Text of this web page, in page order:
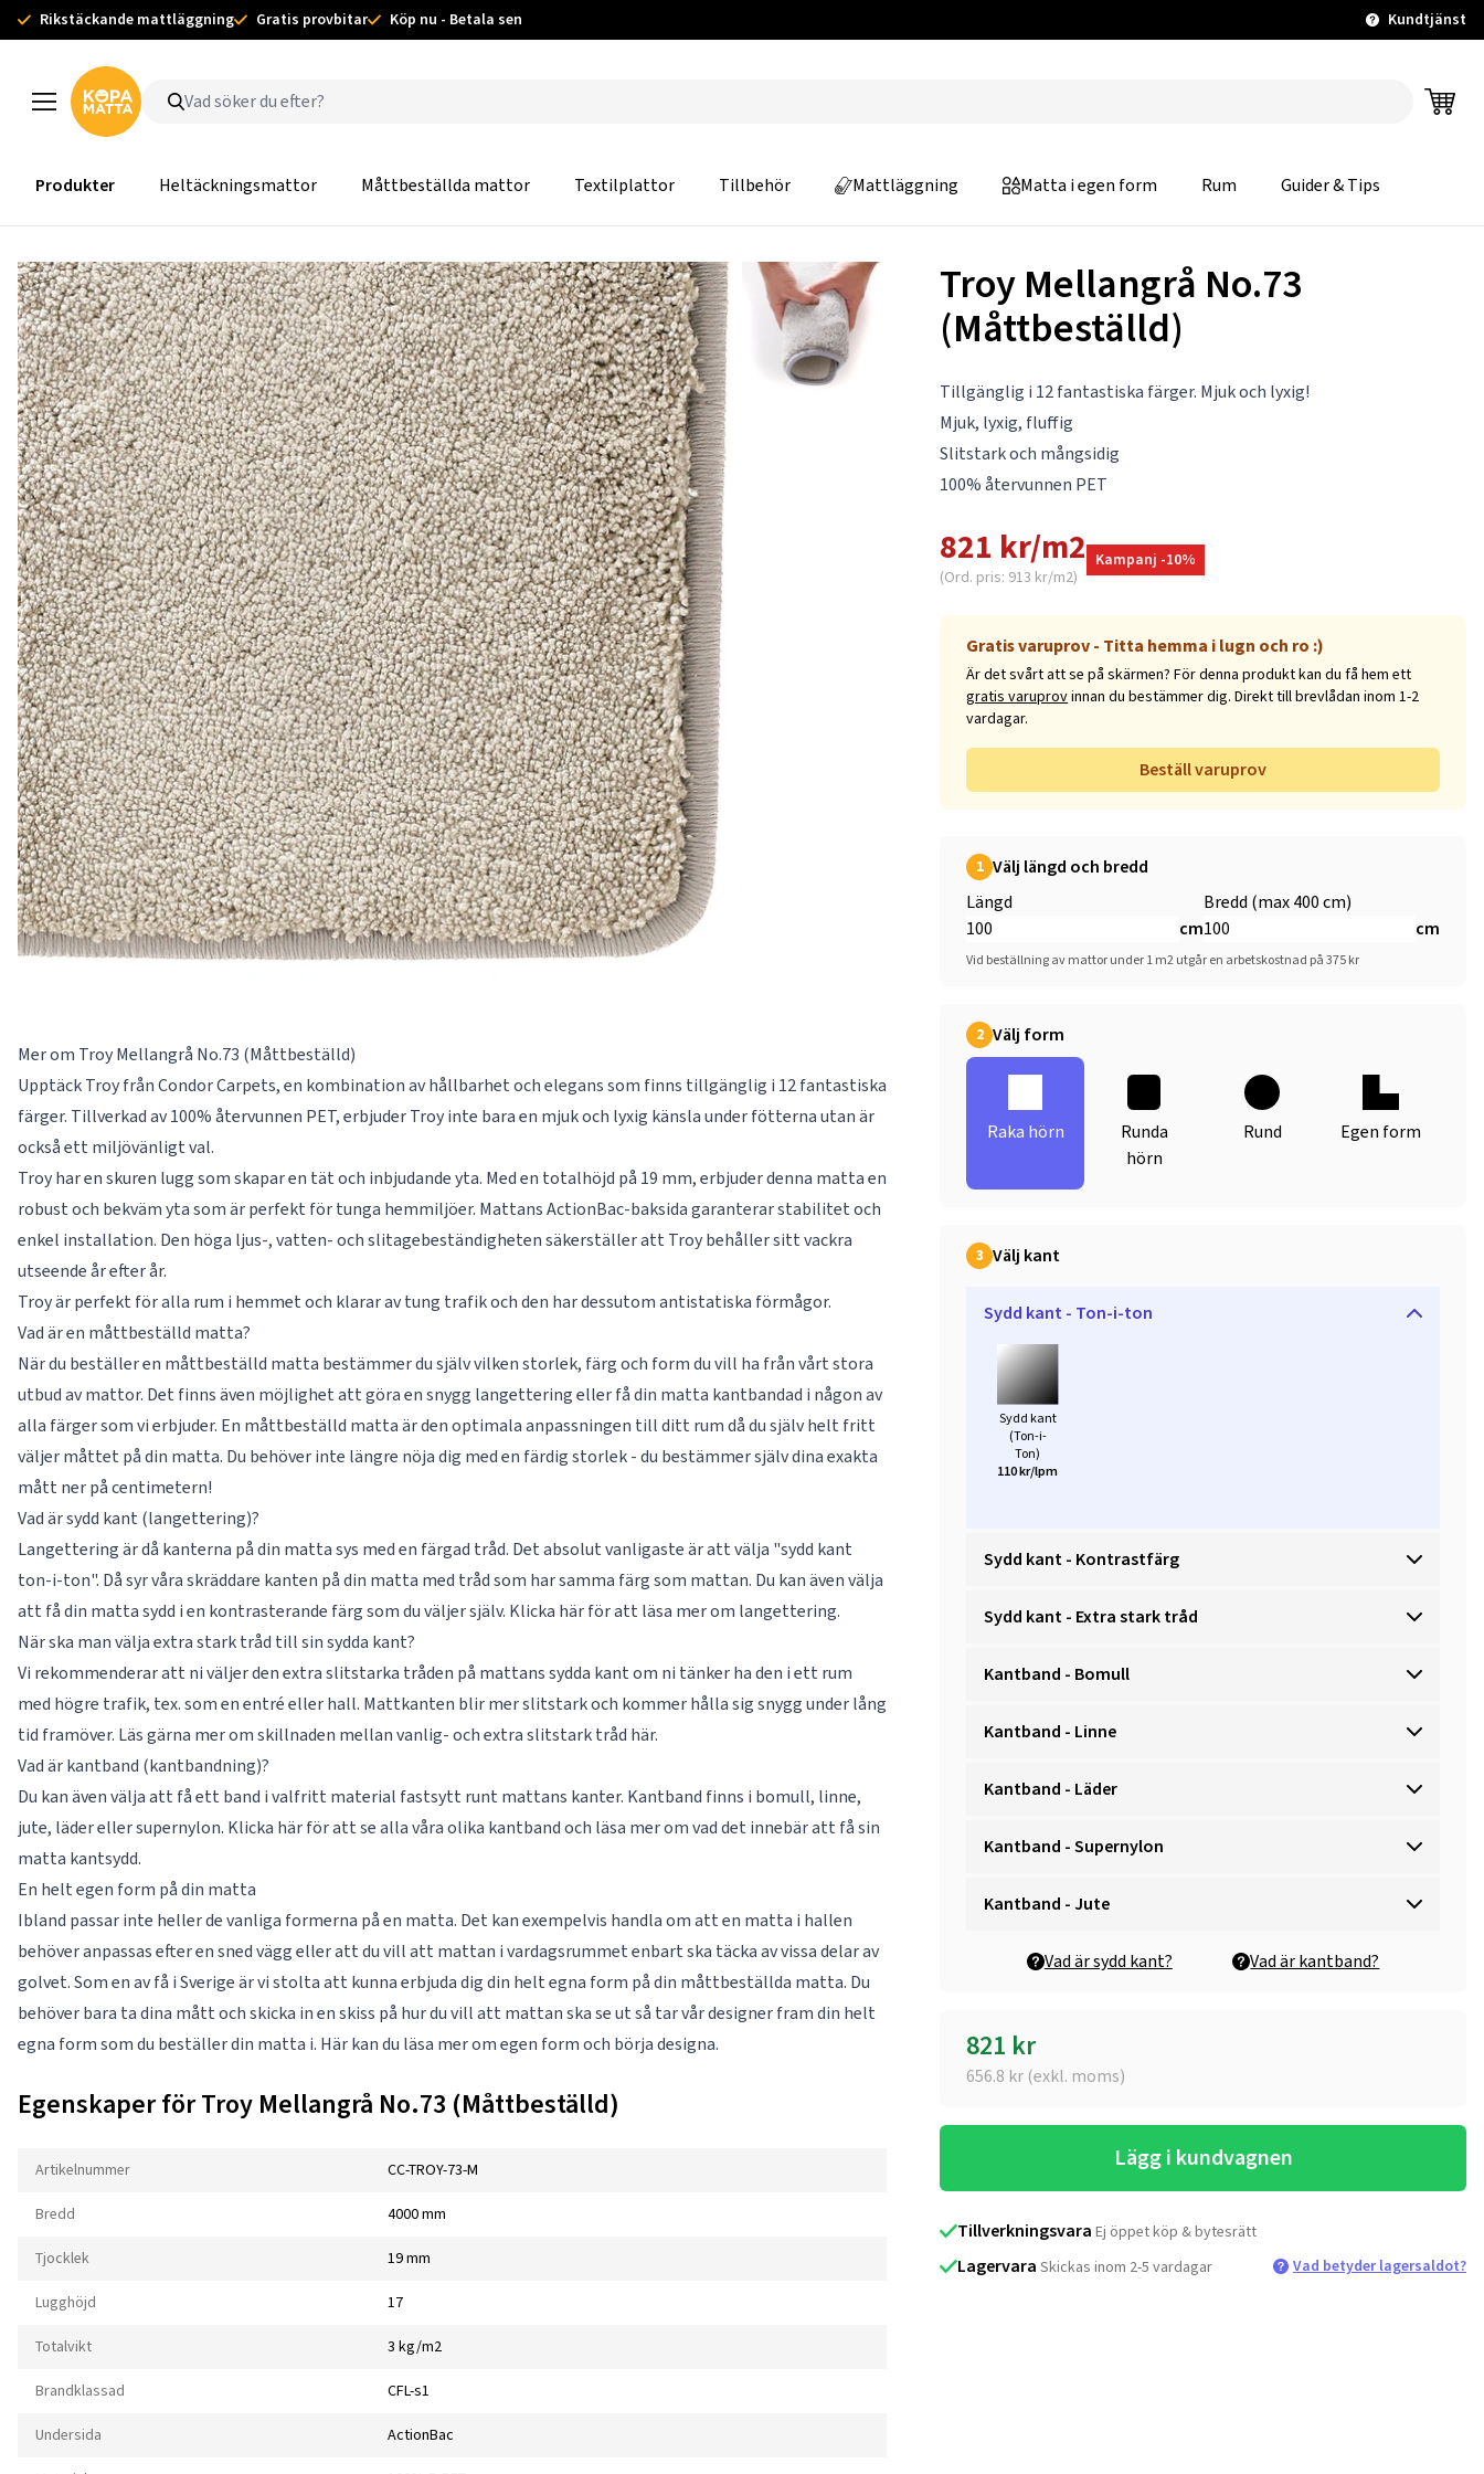
Rikstäckande mattläggning Gratis provbitar Köp nu - Betala sen Kundtjänst
Produkter Heltäckningsmattor Måttbeställda mattor Textilplattor Tillbehör Mattläggning Matta i egen form Rum Guider & Tips
Troy Mellangrå No.73
(Måttbeställd)
Tillgänglig i 12 fantastiska färger. Mjuk och lyxig!
Mjuk, lyxig, fluffig
Slitstark och mångsidig
100% återvunnen PET
821 kr/m2
(Ord. pris: 913 kr/m2)
Kampanj -10%
Gratis varuprov - Titta hemma i lugn och ro :)
Är det svårt att se på skärmen? För denna produkt kan du få hem ett
gratis varuprovinnan du bestämmer dig. Direkt till brevlådan inom 1-2
vardagar.
Beställ varuprov
1 Välj längd och bredd
Längd
cm
Bredd (max 400 cm)
cm
Vid beställning av mattor under 1 m2 utgår en arbetskostnad på 375 kr
2 Välj form
Raka hörn
Runda
hörn
Rund Egen form
3 Välj kant
Sydd kant - Ton-i-ton
Sydd kant
(Ton-i-
Ton)
110 kr/lpm
Sydd kant - Kontrastfärg
Sydd kant - Extra stark tråd
Kantband - Bomull
Kantband - Linne
Kantband - Läder
Kantband - Supernylon
Kantband - Jute
Vad är sydd kant? Vad är kantband?
821 kr
656.8 kr (exkl. moms)
Lägg i kundvagnen
Tillverkningsvara Ej öppet köp & bytesrätt
Lagervara Skickas inom 2-5 vardagar Vad betyder lagersaldot?
Mer om Troy Mellangrå No.73 (Måttbeställd)
Upptäck Troy från Condor Carpets, en kombination av hållbarhet och elegans som finns tillgänglig i 12 fantastiska
färger. Tillverkad av 100% återvunnen PET, erbjuder Troy inte bara en mjuk och lyxig känsla under fötterna utan är
också ett miljövänligt val.
Troy har en skuren lugg som skapar en tät och inbjudande yta. Med en totalhöjd på 19 mm, erbjuder denna matta en
robust och bekväm yta som är perfekt för tunga hemmiljöer. Mattans ActionBac-baksida garanterar stabilitet och
enkel installation. Den höga ljus-, vatten- och slitagebeständigheten säkerställer att Troy behåller sitt vackra
utseende år efter år.
Troy är perfekt för alla rum i hemmet och klarar av tung trafik och den har dessutom antistatiska förmågor.
Vad är en måttbeställd matta?
När du beställer en måttbeställd matta bestämmer du själv vilken storlek, färg och form du vill ha från vårt stora
utbud av mattor. Det finns även möjlighet att göra en snygg langettering eller få din matta kantbandad i någon av
alla färger som vi erbjuder. En måttbeställd matta är den optimala anpassningen till ditt rum då du själv helt fritt
väljer måttet på din matta. Du behöver inte längre nöja dig med en färdig storlek - du bestämmer själv dina exakta
mått ner på centimetern!
Vad är sydd kant (langettering)?
Langettering är då kanterna på din matta sys med en färgad tråd. Det absolut vanligaste är att välja "sydd kant
ton-i-ton". Då syr våra skräddare kanten på din matta med tråd som har samma färg som mattan. Du kan även välja
att få din matta sydd i en kontrasterande färg som du väljer själv. Klicka här för att läsa mer om langettering.
När ska man välja extra stark tråd till sin sydda kant?
Vi rekommenderar att ni väljer den extra slitstarka tråden på mattans sydda kant om ni tänker ha den i ett rum
med högre trafik, tex. som en entré eller hall. Mattkanten blir mer slitstark och kommer hålla sig snygg under lång
tid framöver. Läs gärna mer om skillnaden mellan vanlig- och extra slitstark tråd här.
Vad är kantband (kantbandning)?
Du kan även välja att få ett band i valfritt material fastsytt runt mattans kanter. Kantband finns i bomull, linne,
jute, läder eller supernylon. Klicka här för att se alla våra olika kantbandoch läsa mer om vad det innebär att få sin
matta kantsydd.
En helt egen form på din matta
Ibland passar inte heller de vanliga formerna på en matta. Det kan exempelvis handla om att en matta i hallen
behöver anpassas efter en sned vägg eller att du vill att mattan i vardagsrummet enbart ska täcka av vissa delar av
golvet. Som en av få i Sverige är vi stolta att kunna erbjuda dig din helt egna form på din måttbeställda matta. Du
behöver bara ta dina mått och skicka in en skiss på hur du vill att mattan ska se ut så tar vår designer fram din helt
egna form som du beställer din matta i. Här kan du läsa mer omegen formoch börja designa.
Egenskaper för Troy Mellangrå No.73 (Måttbeställd)
Artikelnummer CC-TROY-73-M
Bredd 4000 mm
Tjocklek 19 mm
Lugghöjd 17
Totalvikt 3 kg/m2
Brandklassad CFL-s1
Undersida ActionBac